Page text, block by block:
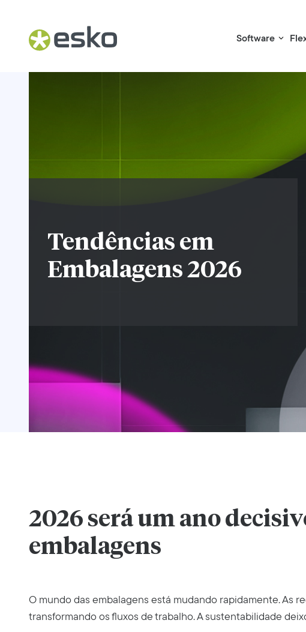
Software
Tendências em
Embalagens 2026
2026 será um ano
embalagens
O mundo das embalagens está mudando rapidamente. As
transformando os fluxos de trabalho. A sustentabilidade